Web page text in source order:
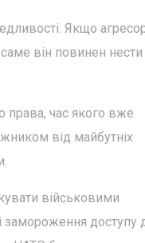
Якщо
саме він повинен нести
права, час якого вже
від майбутніх
військовими
замороження доступу